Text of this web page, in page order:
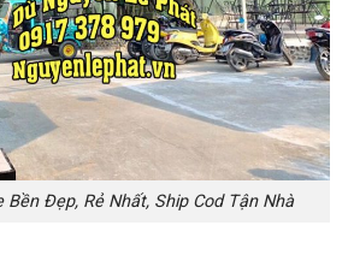
Bền Đẹp, Rẻ Nhất, Ship Cod Tận Nhà